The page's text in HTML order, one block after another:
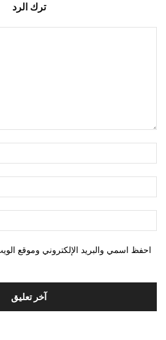
ترك الرد
احفظ اسمي والبريد الإلكتروني وموقع